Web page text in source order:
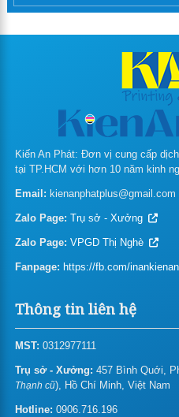
Bảng Giá In Brochure A4
Kích Thước Brochure In Theo Yêu
Giá in hộp giấy
In túi giấy
In bao lì xì theo yêu cầu
In folder – bìa hồ sơ
In biểu mẫu
In thẻ nhựa/name card nhựa
Kiến An Phát: Đơn vị cung cấp
tại TP.HCM với hơn 10 năm kinh
Email: kienanphatplus@gmail.com
Zalo Page: Trụ sở - Xưởng
Zalo Page: VPGD Thị Nghè
Fanpage: https://fb.com/
Thông tin liên hệ
MST: 0312977111
Trụ sở - Xưởng: 457 Bình Quới,
Thạnh cũ), Hồ Chí Minh, Việt Nam
Hotline: 0906.716.196